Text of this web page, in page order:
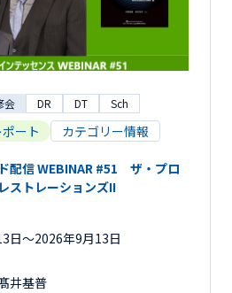
会 DR DT Sch
ート カテゴリー情報
配信 WEBINAR #51 ザ・プロ
ストレーションズII
日〜2026年9月13日
井基普